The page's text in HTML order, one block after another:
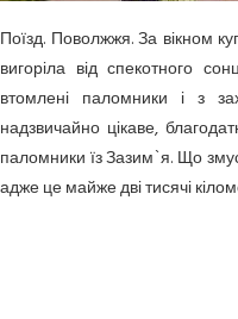
Поїзд. Поволжжя. За вікном
вигоріла від спекотного
втомлені паломники і з
надзвичайно цікаве,
паломники їз Зазим`я. Що
адже це майже дві тисячі